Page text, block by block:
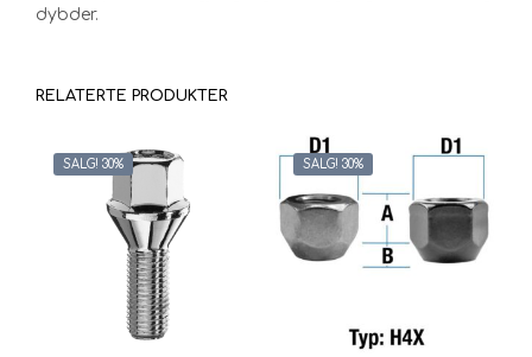
dybder.
RELATERTE PRODUKTER
SALG! 30% SALG! 30%